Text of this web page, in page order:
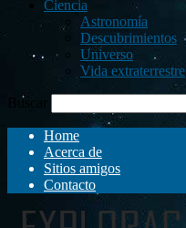
Ciencia
Astronomía
Descubrimientos
Universo
Vida extraterrestre
Buscar
Home
Acerca de
Sitios amigos
Contacto